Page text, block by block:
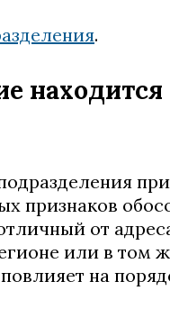
.
находится
признаков
от
или в том
на